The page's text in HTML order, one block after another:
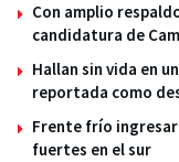
Con amplio
candidatura de
Hallan sin vida en
reportada como
Frente frío
fuertes en el sur